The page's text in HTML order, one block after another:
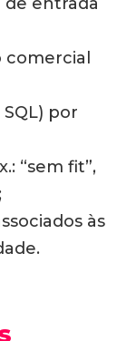
comercial
por
“sem fit”,
às